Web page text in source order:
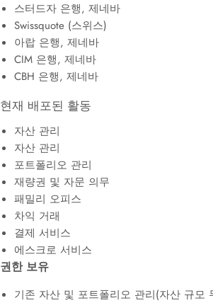
스터드자 은행, 제네바
Swissquote (스위스)
아랍 은행, 제네바
CIM 은행, 제네바
CBH 은행, 제네바
현재 배포된 활동
자산 관리
자산 관리
포트폴리오 관리
재량권 및 자문 의무
패밀리 오피스
차익 거래
결제 서비스
에스크로 서비스
권한 보유
기존 자산 및 포트폴리오 관리(자산 규모